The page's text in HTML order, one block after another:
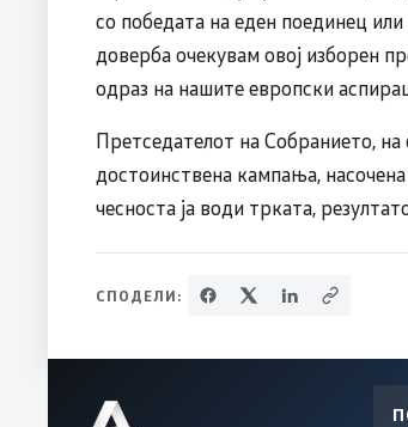
со победата на еден поединец
доверба очекувам овој изборен
одраз на нашите европски
Претседателот на Собранието,
достоинствена кампања,
чесноста ја води трката,
СПОДЕЛИ: